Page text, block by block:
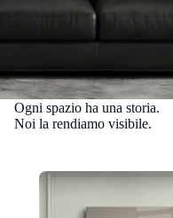
Ogni spazio ha una storia.
Noi la rendiamo visibile.